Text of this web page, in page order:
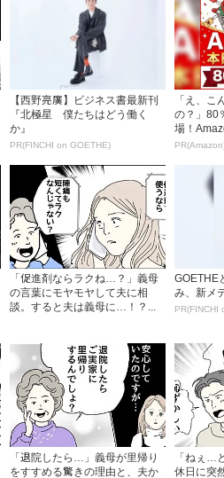
【西野亮廣】ビジネス書最新刊
『北極星 僕たちはどう働く
か』
PR(FINCHI on GOETHE)
「え、こ
の？」80
場！
「促進剤ならラクね…？」義母
の言葉にモヤモヤして夫に相
談。すると夫は義母に…！？...
GOETHE
み、新メ
PR(FINCHI
「退院したら…」義母が里帰り
をすすめる驚きの理由と、夫か
「ねぇ…
休日に突